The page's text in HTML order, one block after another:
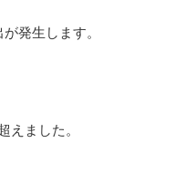
発生します。
えました。